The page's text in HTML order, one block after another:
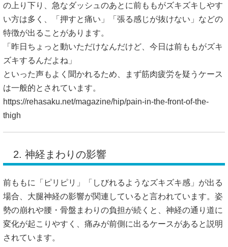
の上り下り、急なダッシュのあとに前ももがズキズキしやす
い方は多く、「押すと痛い」「張る感じが抜けない」などの
特徴が出ることがあります。
「昨日ちょっと動いただけなんだけど、今日は前ももがズキ
ズキするんだよね」
といった声もよく聞かれるため、まず筋肉疲労を疑うケース
は一般的とされています。
https://rehasaku.net/magazine/hip/pain-in-the-front-of-the-
thigh
2. 神経まわりの影響
前ももに「ピリピリ」「しびれるようなズキズキ感」が出る
場合、大腿神経の影響が関連していると言われています。姿
勢の崩れや腰・骨盤まわりの負担が続くと、神経の通り道に
変化が起こりやすく、痛みが前側に出るケースがあると説明
されています。